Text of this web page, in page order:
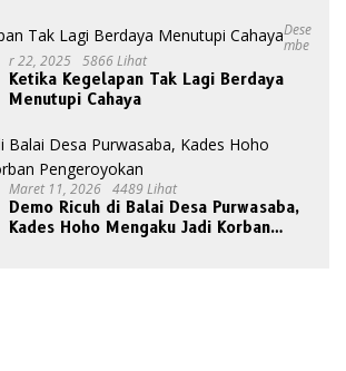
Dese
Mbe
R 22, 2025 5866 Lihat
Ketika Kegelapan Tak Lagi Berdaya
Menutupi Cahaya
Maret 11, 2026 4489 Lihat
Demo Ricuh di Balai Desa Purwasaba,
Kades Hoho Mengaku Jadi Korban